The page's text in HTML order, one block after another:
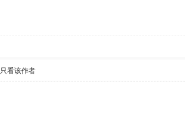
只看该作者